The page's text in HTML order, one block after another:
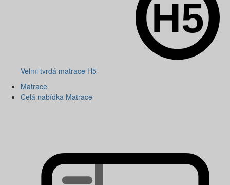
Velmi tvrdá matrace H5
Matrace
Celá nabídka Matrace